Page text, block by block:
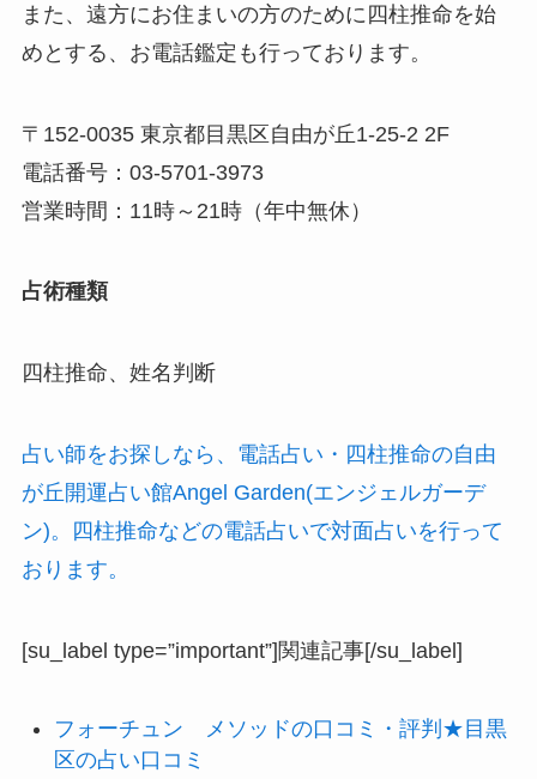
また、遠方にお住まいの方のために四柱推命を始
めとする、お電話鑑定も行っております。
〒152-0035 東京都目黒区自由が丘1-25-2 2F
電話番号：03-5701-3973
営業時間：11時～21時（年中無休）
占術種類
四柱推命、姓名判断
占い師をお探しなら、電話占い・四柱推命の自由
が丘開運占い館Angel Garden(エンジェルガーデ
ン)。四柱推命などの電話占いで対面占いを行って
おります。
[su_label type=”important”]関連記事[/su_label]
フォーチュン メソッドの口コミ・評判★目黒
区の占い口コミ